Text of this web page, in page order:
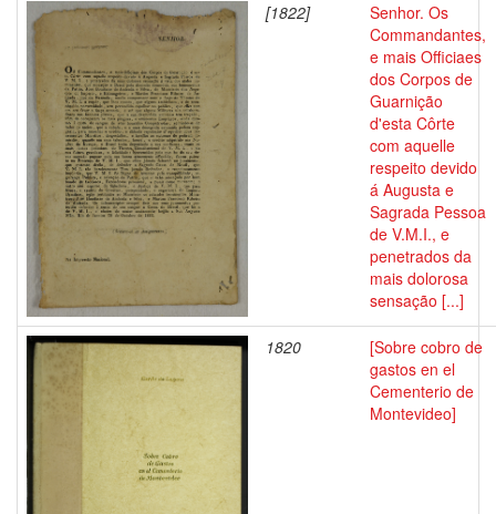
[1822]
Senhor. Os
Commandantes,
e mais Officiaes
dos Corpos de
Guarnição
d'esta Côrte
com aquelle
respeito devido
á Augusta e
Sagrada Pessoa
de V.M.I., e
penetrados da
mais dolorosa
sensação [...]
1820
[Sobre cobro de
gastos en el
Cementerio de
Montevideo]